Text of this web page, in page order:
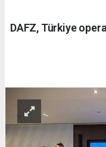
DAFZ, Türkiye